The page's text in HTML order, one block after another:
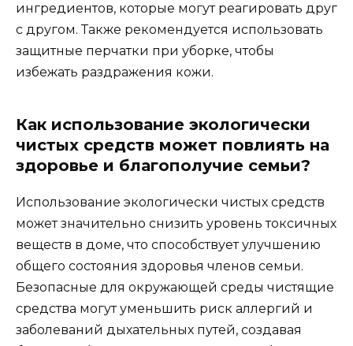
ингредиентов, которые могут реагировать друг
с другом. Также рекомендуется использовать
защитные перчатки при уборке, чтобы
избежать раздражения кожи.
Как использование экологически
чистых средств может повлиять на
здоровье и благополучие семьи?
Использование экологически чистых средств
может значительно снизить уровень токсичных
веществ в доме, что способствует улучшению
общего состояния здоровья членов семьи.
Безопасные для окружающей среды чистящие
средства могут уменьшить риск аллергий и
заболеваний дыхательных путей, создавая